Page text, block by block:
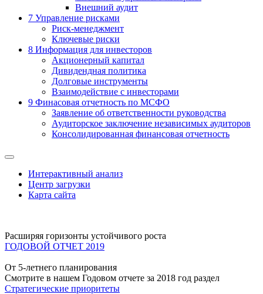
Внешний аудит
7 Управление рисками
Риск-менеджмент
Ключевые риски
8 Информация для инвесторов
Акционерный капитал
Дивидендная политика
Долговые инструменты
Взаимодействие с инвеcторами
9 Финасовая отчетность по МСФО
Заявление об ответственности руководства
Аудиторское заключение независимых аудиторов
Консолидированная финансовая отчетность
Интерактивный анализ
Центр загрузки
Карта сайта
Расширяя горизонты устойчивого роста
ГОДОВОЙ ОТЧЕТ 2019
От 5-летнего планирования
Смотрите в нашем Годовом отчете за 2018 год раздел
Стратегические приоритеты